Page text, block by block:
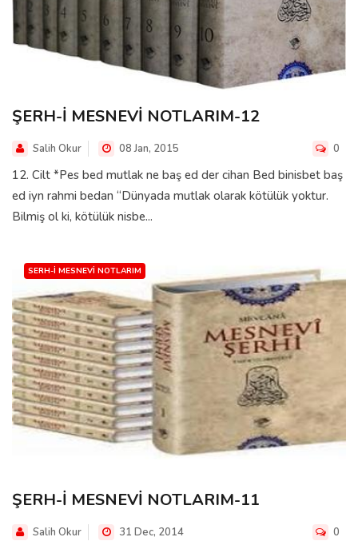
ŞERH-İ MESNEVİ NOTLARIM-12
Salih Okur 08 Jan, 2015 0
12. Cilt *Pes bed mutlak ne baş ed der cihan Bed binisbet baş
ed iyn rahmi bedan “Dünyada mutlak olarak kötülük yoktur.
Bilmiş ol ki, kötülük nisbe...
SERH-I MESNEVI NOTLARIM
ŞERH-İ MESNEVİ NOTLARIM-11
Salih Okur 31 Dec, 2014 0